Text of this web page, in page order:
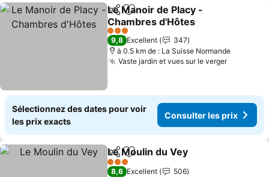
PartagerAjouter à mes favoris
Le Manoir de Placy -
Chambres d'Hôtes
3 Étoiles
9,8 Excellent
347
à 0.5 km de : La Suisse Normande
Vaste jardin et vues sur le verger
Sélectionnez des dates pour voir
les prix exacts
Consulter les prix
PartagerAjouter à mes favoris
Le Moulin du Vey
3 Étoiles
8,6 Excellent
506